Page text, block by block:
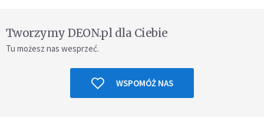
Tworzymy DEON.pl dla Ciebie
Tu możesz nas wesprzeć.
WSPOMÓŻ NAS